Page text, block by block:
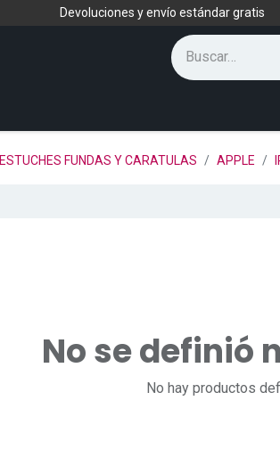
Devoluciones y envío estándar gratis
ESTUCHES FUNDAS Y CARATULAS APPLE
No se definió
No hay productos